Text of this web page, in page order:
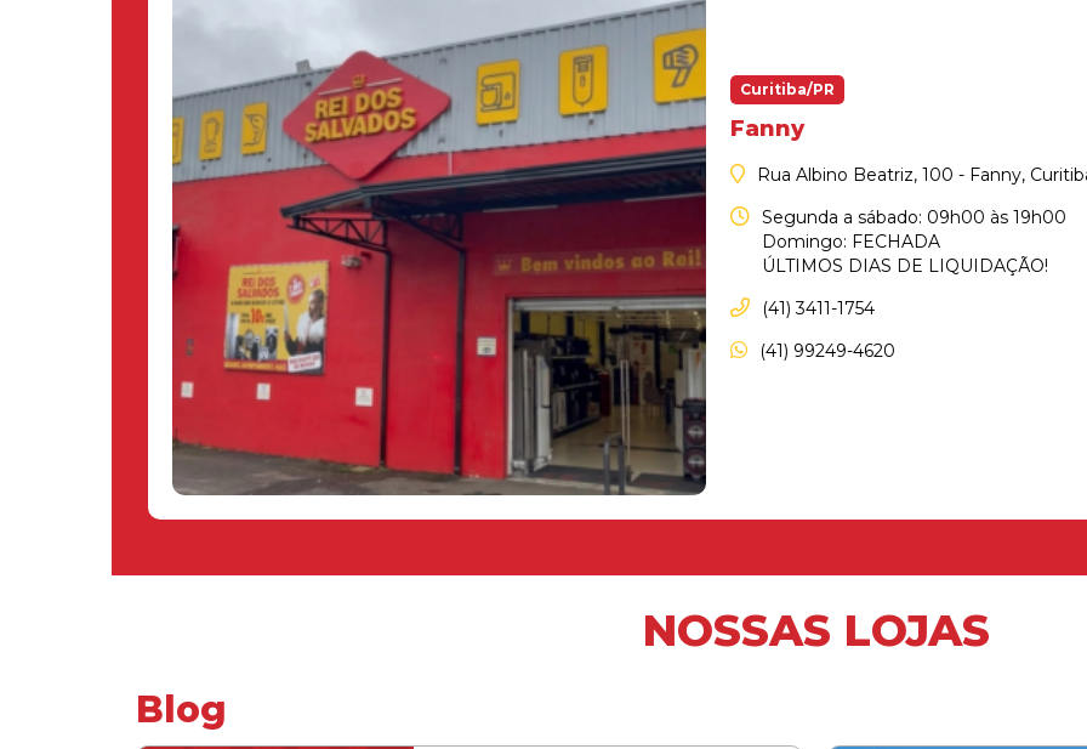
Curitiba/PR
Fanny
Rua Albino Beatriz, 100 - Fanny,
Segunda a sábado: 09h00 às 19h00
Domingo: FECHADA
ÚLTIMOS DIAS DE LIQUIDAÇÃO!
(41) 3411-1754
(41) 99249-4620
NOSSAS LOJAS
Blog